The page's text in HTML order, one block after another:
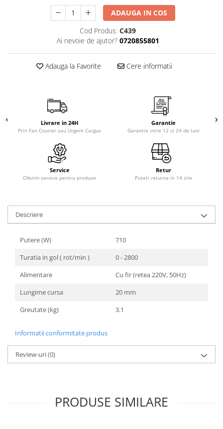
ADAUGA IN COS
Cod Produs: C439
Ai nevoie de ajutor? 0720855801
Adauga la Favorite Cere informatii
Livrare in 24H
Prin Fan Courier sau Urgent Cargus
Garantie
Garantie intre 12 si 24 de luni
Service
Oferim service pentru produse
Retur
Puteti returna in 14 zile
Descriere
Putere (W)
710
Turatia in gol ( rot/min )
0 - 2800
Alimentare
Cu fir (retea 220V, 50Hz)
Lungime cursa
20 mm
Greutate (kg)
3.1
Informatii conformitate produs
Review-uri(0)
PRODUSE SIMILARE